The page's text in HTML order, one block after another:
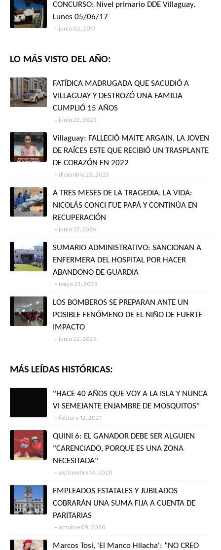
CONCURSO: Nivel primario DDE Villaguay.
Lunes 05/06/17
junio 02, 2017
LO MÁS VISTO DEL AÑO:
FATÍDICA MADRUGADA QUE SACUDIÓ A
VILLAGUAY Y DESTROZÓ UNA FAMILIA
CUMPLIÓ 15 AÑOS
junio 22, 2026
Villaguay: FALLECIÓ MAITE ARGAIN, LA JOVEN
DE RAÍCES ESTE QUE RECIBIÓ UN TRASPLANTE
DE CORAZÓN EN 2022
diciembre 26, 2025
A TRES MESES DE LA TRAGEDIA, LA VIDA:
NICOLÁS CONCI FUE PAPÁ Y CONTINÚA EN
RECUPERACIÓN
junio 27, 2026
SUMARIO ADMINISTRATIVO: SANCIONAN A
ENFERMERA DEL HOSPITAL POR HACER
ABANDONO DE GUARDIA
mayo 22, 2026
LOS BOMBEROS SE PREPARAN ANTE UN
POSIBLE FENÓMENO DE EL NIÑO DE FUERTE
IMPACTO
junio 22, 2026
MÁS LEÍDAS HISTÓRICAS:
"HACE 40 AÑOS QUE VOY A LA ISLA Y NUNCA
VI SEMEJANTE ENJAMBRE DE MOSQUITOS"
febrero 12, 2021
QUINI 6: EL GANADOR DEBE SER ALGUIEN
"CARENCIADO, PORQUE ES UNA ZONA
NECESITADA"
septiembre 14, 2020
EMPLEADOS ESTATALES Y JUBILADOS
COBRARÁN UNA SUMA FIJA A CUENTA DE
PARITARIAS
octubre 09, 2020
Marcos Tosi, 'El Manco Hilacha': “NO CREO